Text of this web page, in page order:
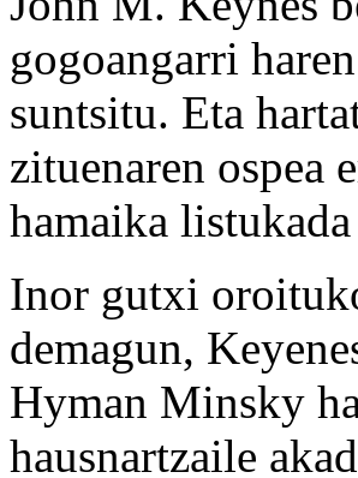
gogoangarri
suntsitu. Eta
zituenaren ospea
hamaika
Inor gutxi
demagun,
Hyman Minsky
hausnartzaile